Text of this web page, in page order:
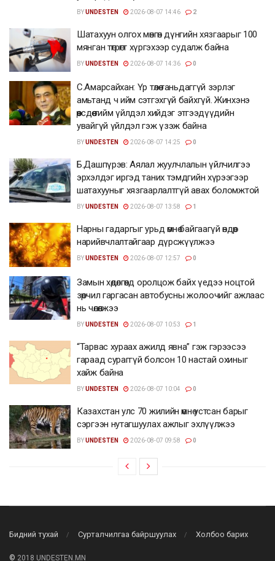
BYUNDESTEN 2026-08-07 14:46 2
Шатахуун олгох мөнгөн дүнгийн хязгаарыг 100
мянган төгрөгт хүргэхээр судалж байна
BYUNDESTEN 2026-08-07 14:36 0
С.Амарсайхан: Үр төлөө таньдаггүй зэрлэг
амьтанд ч ийм сэтгэхгүй байхгүй. Жинхэнэ
өөрсдөө тийм үйлдэл хийдэг этгээдүүдийн
увайгүй үйлдэл гэж үзэж байна
BYUNDESTEN 2026-08-07 14:25 0
Б.Дашпүрэв: Аялал жуулчлалын үйлчилгээ
эрхэлдэг иргэд таних тэмдгийн хүрээгээр
шатахууныг хязгаарлалтгүй авах боломжтой
BYUNDESTEN 2026-08-07 13:58 1
Нарны гадаргыг урьд өмнө байгаагүй өндөр
нарийвчлалтайгаар дүрсжүүлжээ
BYUNDESTEN 2026-08-07 12:57 0
Замын хөдөлгөөнд оролцож байх үедээ ноцтой
зөрчил гаргасан автобусны жолоочийг ажлаас
нь чөлөөлжээ
BYUNDESTEN 2026-08-07 10:53 1
“Тарвас хураах ажилд явна” гэж гэрээсээ
гараад сураггүй болсон 10 настай охиныг
хайж байна
BYUNDESTEN 2026-08-07 10:04 0
Казахстан улс 70 жилийн өмнө устсан барыг
сэргээн нутагшуулах ажлыг эхлүүлжээ
BYUNDESTEN 2026-08-07 09:58 0
Бидний тухай Сурталчилгаа байршуулах Холбоо барих
© 2018 UNDESTEN.MN